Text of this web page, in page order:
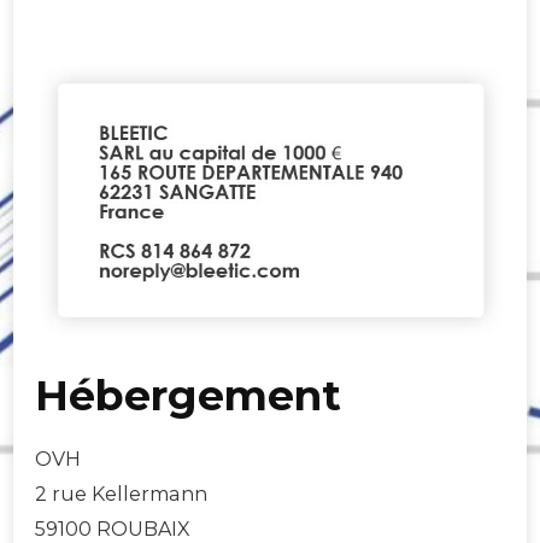
Hébergement
OVH
2 rue Kellermann
59100 ROUBAIX